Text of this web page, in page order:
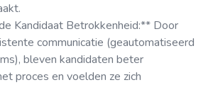
Kandidaat Betrokkenheid:** Door
communicatie (geautomatiseerd
bleven kandidaten beter
proces en voelden ze zich